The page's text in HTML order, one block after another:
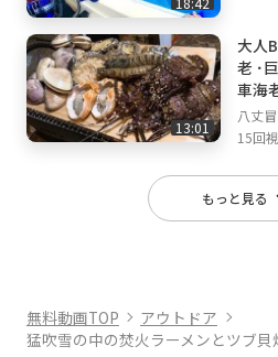
13:01
大人
老 ･
車海
て食
八丈
an's
15回
もっと見る
無料動画TOP
アウトドア
猛吹雪の中の焚火ラーメンとツブ貝